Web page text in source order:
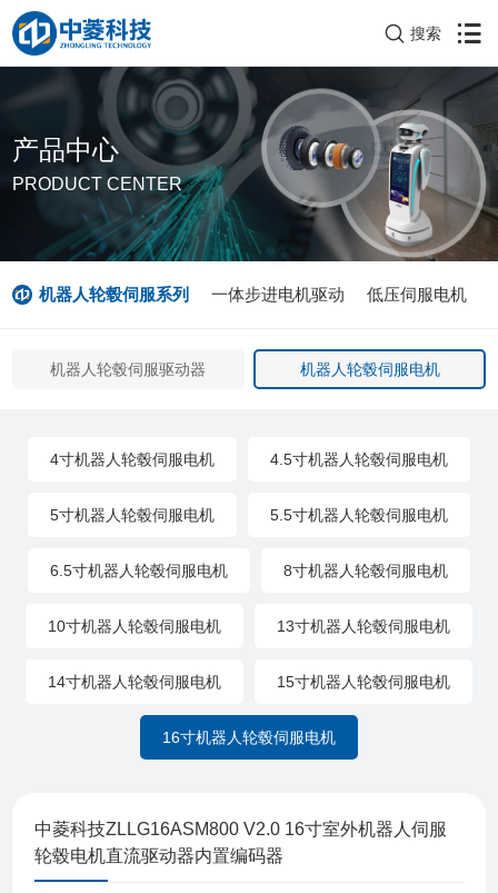
搜索
产品中心
PRODUCT CENTER
机器人轮毂伺服系列 一体步进电机驱动 低压伺服电机
机器人轮毂伺服驱动器 机器人轮毂伺服电机
4寸机器人轮毂伺服电机 4.5寸机器人轮毂伺服电机
5寸机器人轮毂伺服电机 5.5寸机器人轮毂伺服电机
6.5寸机器人轮毂伺服电机 8寸机器人轮毂伺服电机
10寸机器人轮毂伺服电机 13寸机器人轮毂伺服电机
14寸机器人轮毂伺服电机 15寸机器人轮毂伺服电机
16寸机器人轮毂伺服电机
中菱科技ZLLG16ASM800 V2.0 16寸室外机器人伺服
轮毂电机直流驱动器内置编码器